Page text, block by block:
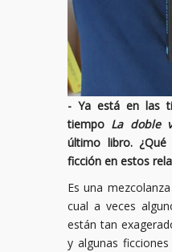
- Ya está en las
tiempo La doble
último libro.
ficción en estos
Es una
cual a veces
están tan
y algunas